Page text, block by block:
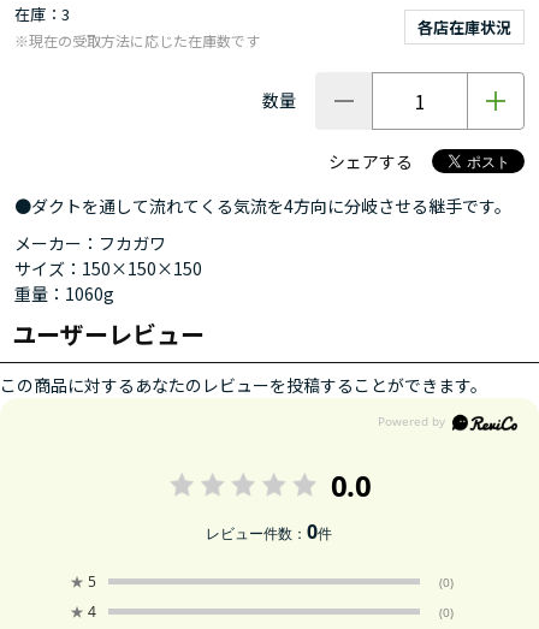
在庫 3
各店在庫状況
※現在の受取方法に応じた在庫数です
数量
シェアする
●ダクトを通して流れてくる気流を4方向に分岐させる継手です。
メーカー：フカガワ
サイズ：150×150×150
重量：1060g
ユーザーレビュー
この商品に対するあなたのレビューを投稿することができます。
0.0
レビュー件数：0件
★ 5 (0)
★ 4 (0)